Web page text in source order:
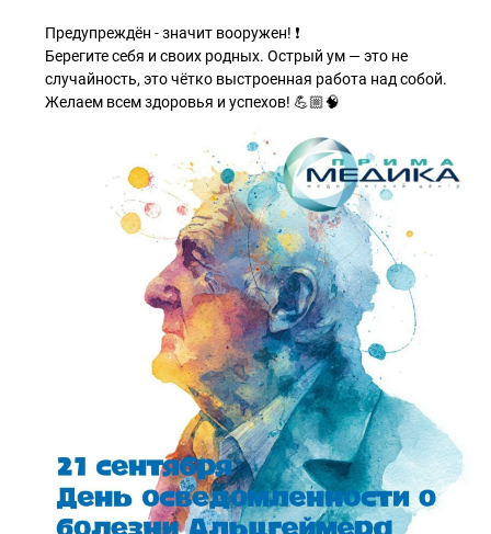
Предупреждён - значит вооружен! ❗️
Берегите себя и своих родных. Острый ум — это не
случайность, это чётко выстроенная работа над собой.
Желаем всем здоровья и успехов! 💪🏼🧠